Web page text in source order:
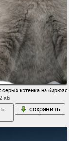
серых котенка на
кБ
сохранить